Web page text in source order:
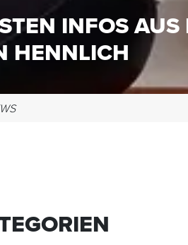
INFOS AUS
HENNLICH